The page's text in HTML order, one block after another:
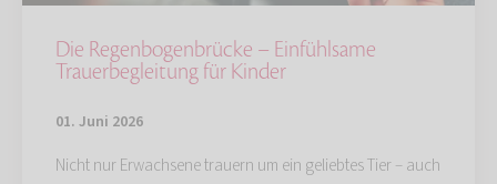
Die Regenbogenbrücke – Einfühlsame
Trauerbegleitung für Kinder
01. Juni 2026
Nicht nur Erwachsene trauern um ein geliebtes Tier – auch